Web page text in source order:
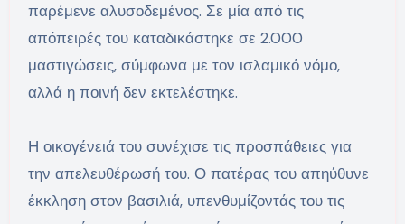
παρέμενε αλυσοδεμένος. Σε μία από τις
απόπειρές του καταδικάστηκε σε 2.000
μαστιγώσεις, σύμφωνα με τον ισλαμικό νόμο,
αλλά η ποινή δεν εκτελέστηκε.
Η οικογένειά του συνέχισε τις προσπάθειες για
την απελευθέρωσή του. Ο πατέρας του απηύθυνε
έκκληση στον βασιλιά, υπενθυμίζοντάς του τις